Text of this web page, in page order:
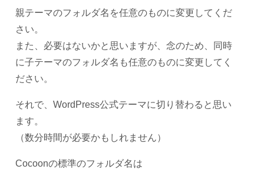
親テーマのフォルダ名を任意のものに変更してくだ
さい。
また、必要はないかと思いますが、念のため、同時
に子テーマのフォルダ名も任意のものに変更してく
ださい。
それで、WordPress公式テーマに切り替わると思い
ます。
（数分時間が必要かもしれません）
Cocoonの標準のフォルダ名は